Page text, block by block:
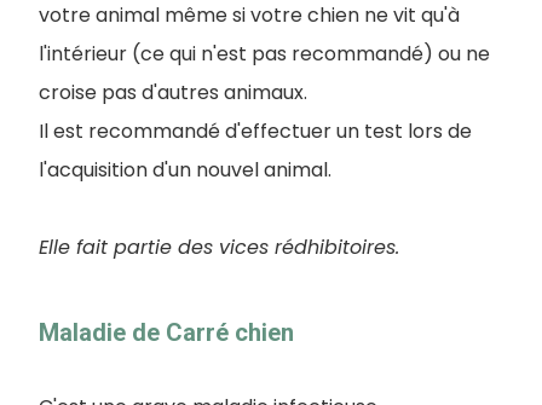
votre animal même si votre chien ne vit qu'à
l'intérieur (ce qui n'est pas recommandé) ou ne
croise pas d'autres animaux.
Il est recommandé d'effectuer un test lors de
l'acquisition d'un nouvel animal.
Elle fait partie des vices rédhibitoires.
Maladie de Carré chien